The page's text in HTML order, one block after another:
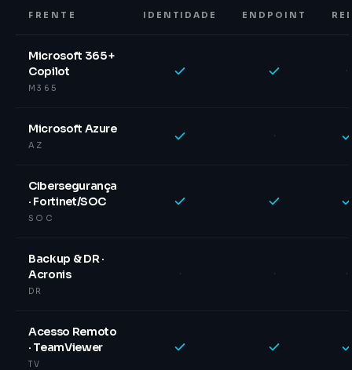
FRENTE IDENTIDADE ENDPOINT
Microsoft 365 +
Copilot
M365
·
Microsoft Azure
AZ
·
Cibersegurança
· Fortinet/SOC
SOC
Backup & DR ·
Acronis
DR
· · ·
Acesso Remoto
· TeamViewer
TV